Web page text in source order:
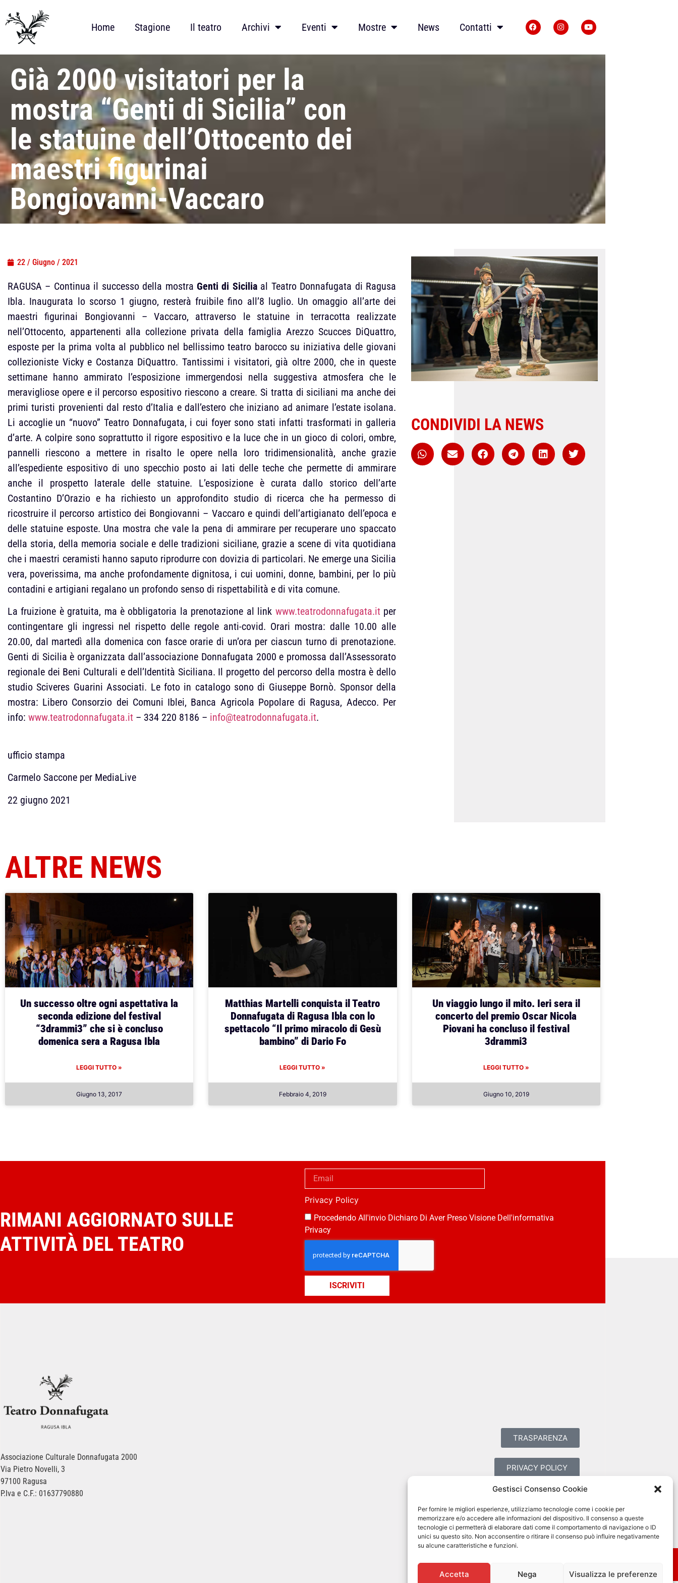
Gestisci Consenso Cookie
Per fornire le migliori esperienze, utilizziamo tecnologie come i cookie per
memorizzare e/o accedere alle informazioni del dispositivo. Il consenso a queste
tecnologie ci permetterà di elaborare dati come il comportamento di navigazione o ID
unici su questo sito. Non acconsentire o ritirare il consenso può influire negativamente
su alcune caratteristiche e funzioni.
Accetta Nega Visualizza le preferenze
Home Stagione Il teatro Archivi Eventi Mostre News Contatti
Già 2000 visitatori per la
mostra “Genti di Sicilia” con
le statuine dell’Ottocento dei
maestri figurinai
Bongiovanni-Vaccaro
22 / Giugno / 2021
RAGUSA – Continua il successo della mostra Genti di Siciliaal Teatro Donnafugata di Ragusa
Ibla. Inaugurata lo scorso 1 giugno, resterà fruibile fino all’8 luglio. Un omaggio all’arte dei
maestri figurinai Bongiovanni – Vaccaro, attraverso le statuine in terracotta realizzate
nell’Ottocento, appartenenti alla collezione privata della famiglia Arezzo Scucces DiQuattro,
esposte per la prima volta al pubblico nel bellissimo teatro barocco su iniziativa delle giovani
collezioniste Vicky e Costanza DiQuattro. Tantissimi i visitatori, già oltre 2000, che in queste
settimane hanno ammirato l’esposizione immergendosi nella suggestiva atmosfera che le
meravigliose opere e il percorso espositivo riescono a creare. Si tratta di siciliani ma anche dei
primi turisti provenienti dal resto d’Italia e dall’estero che iniziano ad animare l’estate isolana.
Li accoglie un “nuovo” Teatro Donnafugata, i cui foyer sono stati infatti trasformati in galleria
d’arte. A colpire sono soprattutto il rigore espositivo e la luce che in un gioco di colori, ombre,
pannelli riescono a mettere in risalto le opere nella loro tridimensionalità, anche grazie
all’espediente espositivo di uno specchio posto ai lati delle teche che permette di ammirare
anche il prospetto laterale delle statuine. L’esposizione è curata dallo storico dell’arte
Costantino D’Orazio e ha richiesto un approfondito studio di ricerca che ha permesso di
ricostruire il percorso artistico dei Bongiovanni – Vaccaro e quindi dell’artigianato dell’epoca e
delle statuine esposte. Una mostra che vale la pena di ammirare per recuperare uno spaccato
della storia, della memoria sociale e delle tradizioni siciliane, grazie a scene di vita quotidiana
che i maestri ceramisti hanno saputo riprodurre con dovizia di particolari. Ne emerge una Sicilia
vera, poverissima, ma anche profondamente dignitosa, i cui uomini, donne, bambini, per lo più
contadini e artigiani regalano un profondo senso di rispettabilità e di vita comune.
La fruizione è gratuita, ma è obbligatoria la prenotazione al link www.teatrodonnafugata.itper
contingentare gli ingressi nel rispetto delle regole anti-covid. Orari mostra: dalle 10.00 alle
20.00, dal martedì alla domenica con fasce orarie di un’ora per ciascun turno di prenotazione.
Genti di Sicilia è organizzata dall’associazione Donnafugata 2000 e promossa dall’Assessorato
regionale dei Beni Culturali e dell’Identità Siciliana. Il progetto del percorso della mostra è dello
studio Sciveres Guarini Associati. Le foto in catalogo sono di Giuseppe Bornò. Sponsor della
mostra: Libero Consorzio dei Comuni Iblei, Banca Agricola Popolare di Ragusa, Adecco. Per
info: www.teatrodonnafugata.it – 334 220 8186 – info@teatrodonnafugata.it.
ufficio stampa
Carmelo Saccone per MediaLive
22 giugno 2021
CONDIVIDI LA NEWS
ALTRE NEWS
Un successo oltre ogni aspettativa la
seconda edizione del festival
“3drammi3” che si è concluso
domenica sera a Ragusa Ibla
LEGGI TUTTO »
Giugno 13, 2017
Matthias Martelli conquista il Teatro
Donnafugata di Ragusa Ibla con lo
spettacolo “Il primo miracolo di Gesù
bambino” di Dario Fo
LEGGI TUTTO »
Febbraio 4, 2019
Un viaggio lungo il mito. Ieri sera il
concerto del premio Oscar Nicola
Piovani ha concluso il festival
3drammi3
LEGGI TUTTO »
Giugno 10, 2019
RIMANI AGGIORNATO SULLE
ATTIVITÀ DEL TEATRO
Privacy Policy
Procedendo All'invio Dichiaro Di Aver Preso Visione Dell'informativa
Privacy
ISCRIVITI
Associazione Culturale Donnafugata 2000
Via Pietro Novelli, 3
97100 Ragusa
P.Iva e C.F.: 01637790880
TRASPARENZA
PRIVACY POLICY